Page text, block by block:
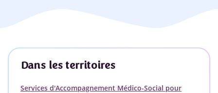
Dans les territoires
Services d'Accompagnement Médico-Social pour